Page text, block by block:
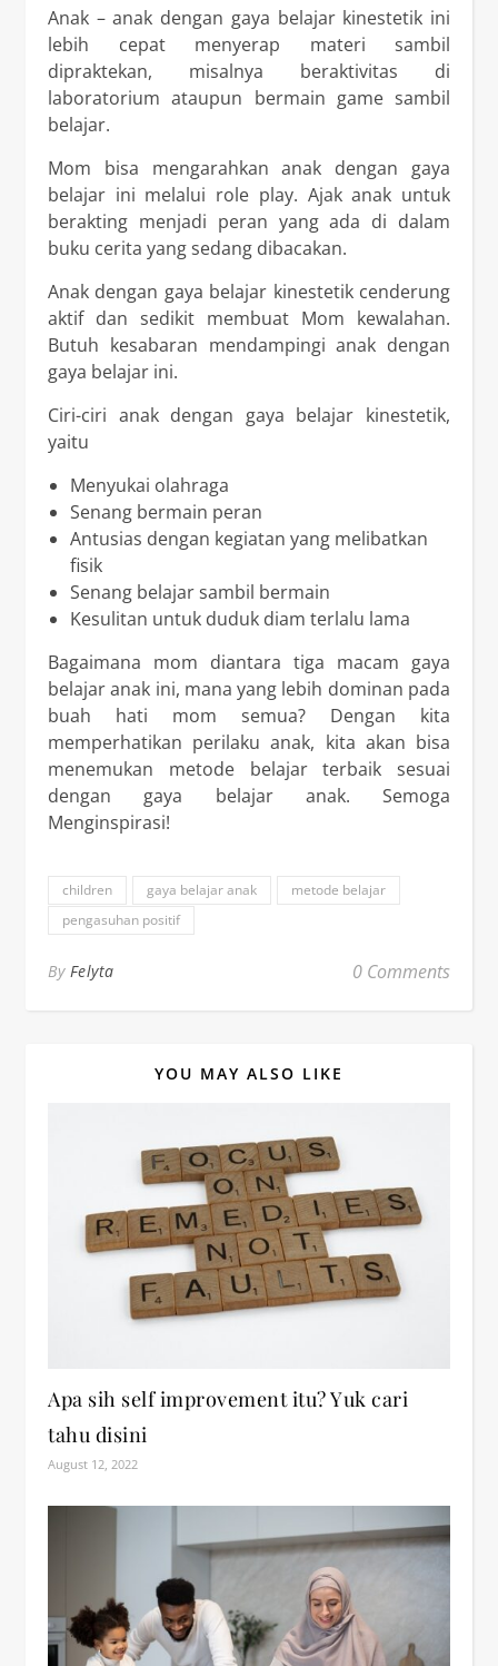
Anak – anak dengan gaya belajar kinestetik ini
lebih cepat menyerap materi sambil
dipraktekan, misalnya beraktivitas di
laboratorium ataupun bermain game sambil
belajar.
Mom bisa mengarahkan anak dengan gaya
belajar ini melalui role play. Ajak anak untuk
berakting menjadi peran yang ada di dalam
buku cerita yang sedang dibacakan.
Anak dengan gaya belajar kinestetik cenderung
aktif dan sedikit membuat Mom kewalahan.
Butuh kesabaran mendampingi anak dengan
gaya belajar ini.
Ciri-ciri anak dengan gaya belajar kinestetik,
yaitu
Menyukai olahraga
Senang bermain peran
Antusias dengan kegiatan yang melibatkan
fisik
Senang belajar sambil bermain
Kesulitan untuk duduk diam terlalu lama
Bagaimana mom diantara tiga macam gaya
belajar anak ini, mana yang lebih dominan pada
buah hati mom semua? Dengan kita
memperhatikan perilaku anak, kita akan bisa
menemukan metode belajar terbaik sesuai
dengan gaya belajar anak. Semoga
Menginspirasi!
children gaya belajar anak
metode belajar
pengasuhan positif
By Felyta 0 Comments
YOU MAY ALSO LIKE
Apa sih self improvement itu? Yuk cari
tahu disini
August 12, 2022